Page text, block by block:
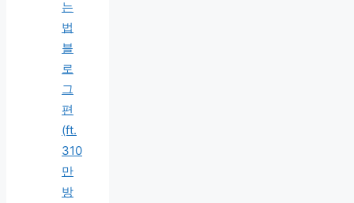
는
법
블
로
그
편
(ft.
310
만
방